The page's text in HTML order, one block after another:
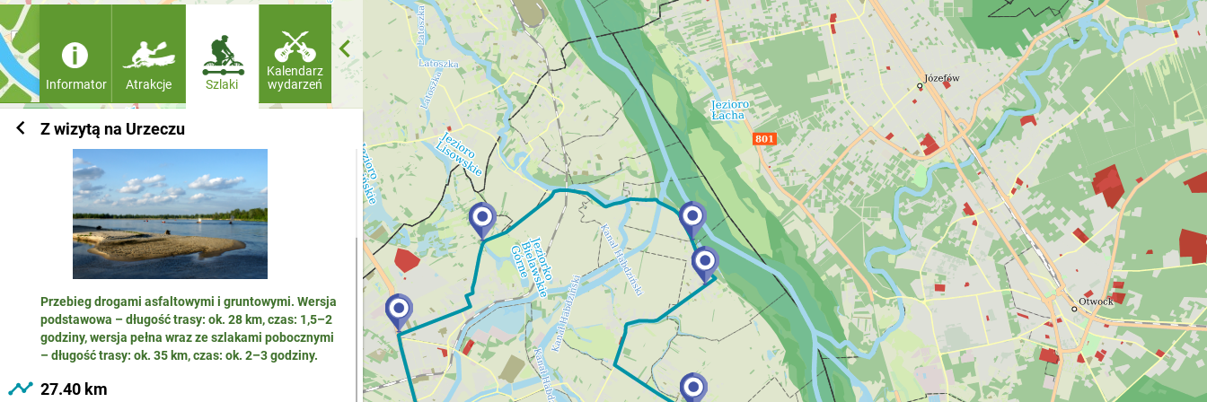
Informator Atrakcje Szlaki
Kalendarz
wydarzeń
keyboard_arrow_left
close
keyboard_arrow_left Z wizytą na Urzeczu
Przebieg drogami asfaltowymi i gruntowymi. Wersja
podstawowa – długość trasy: ok. 28 km, czas: 1,5–2
godziny, wersja pełna wraz ze szlakami pobocznymi
– długość trasy: ok. 35 km, czas: ok. 2–3 godziny.
timeline 27.40 km